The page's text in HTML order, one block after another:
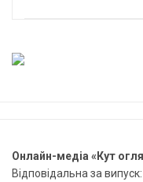
Онлайн-медіа «Кут
Відповідальна за